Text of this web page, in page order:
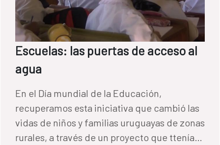
Escuelas: las puertas de acceso al
agua
En el Día mundial de la Educación,
recuperamos esta iniciativa que cambió las
vidas de niños y familias uruguayas de zonas
rurales, a través de un proyecto que ttenía